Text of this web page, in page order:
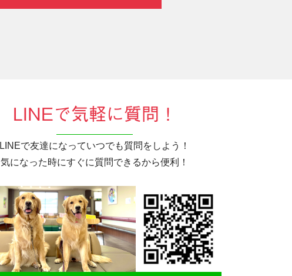
LINEで気軽に質問！
LINEで友達になっていつでも質問をしよう！
気になった時にすぐに質問できるから便利！